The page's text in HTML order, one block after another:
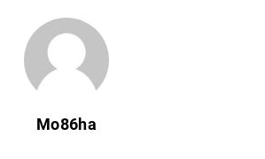
Mo86ha